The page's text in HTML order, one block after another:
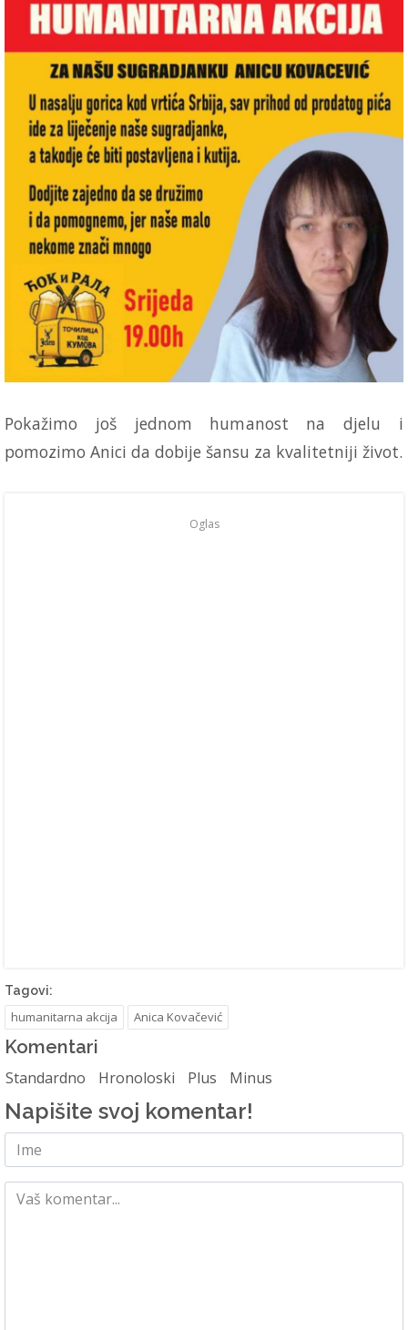
Pokažimo još jednom humanost na djelu i
pomozimo Anici da dobije šansu za kvalitetniji život.
Oglas
Tagovi:
humanitarna akcija Anica Kovačević
Komentari
Standardno Hronoloski Plus Minus
Napišite svoj komentar!